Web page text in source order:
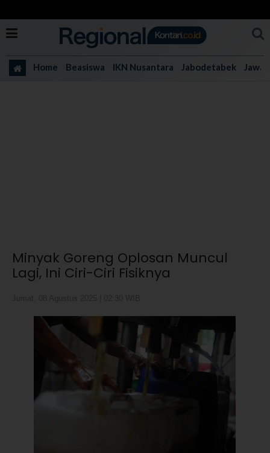
Home Beasiswa IKN Nusantara Jabodetabek Jawa
Minyak Goreng Oplosan Muncul
Lagi, Ini Ciri-Ciri Fisiknya